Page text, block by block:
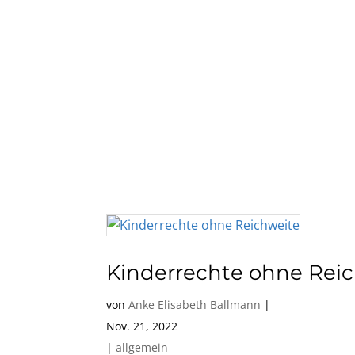
Kinderrechte ohne
vonAnke Elisabeth Ballmann |
Nov. 21, 2022
|allgemein